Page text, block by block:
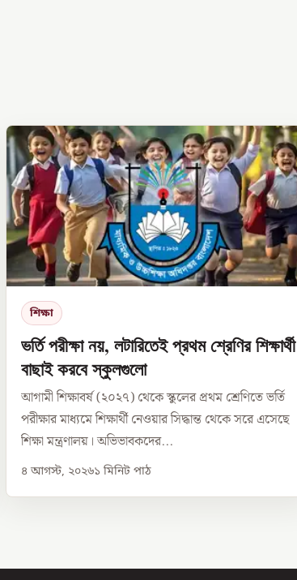
শিক্ষা
ভর্তি পরীক্ষা নয়, লটারিতেই প্রথম শ্রেণির শিক্ষার্থী
বাছাই করবে স্কুলগুলো
আগামী শিক্ষাবর্ষ (২০২৭) থেকে স্কুলের প্রথম শ্রেণিতে ভর্তি
পরীক্ষার মাধ্যমে শিক্ষার্থী নেওয়ার সিদ্ধান্ত থেকে সরে এসেছে
শিক্ষা মন্ত্রণালয়। অভিভাবকদের...
৪ আগস্ট, ২০২৬১ মিনিট পাঠ